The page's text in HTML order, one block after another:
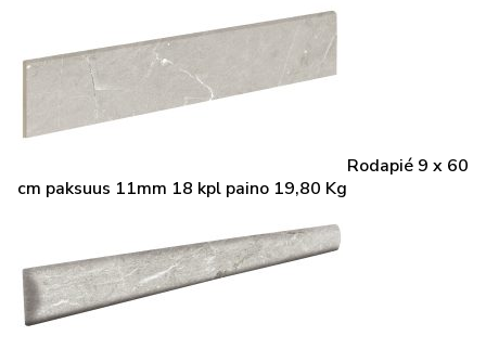
Rodapié 9 x 60
cm paksuus 11mm 18 kpl paino 19,80 Kg